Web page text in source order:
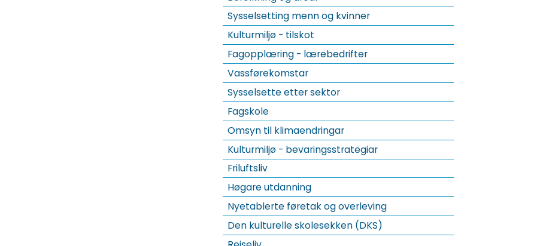
Sysselsetting menn og kvinner
Kulturmiljø - tilskot
Fagopplæring - lærebedrifter
Vassførekomstar
Sysselsette etter sektor
Fagskole
Omsyn til klimaendringar
Kulturmiljø - bevaringsstrategiar
Friluftsliv
Høgare utdanning
Nyetablerte føretak og overleving
Den kulturelle skolesekken (DKS)